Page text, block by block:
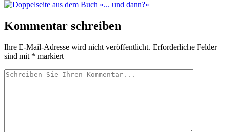
Kommentar schreiben
Ihre E-Mail-Adresse wird nicht veröffentlicht. Erforderliche Felder
sind mit * markiert